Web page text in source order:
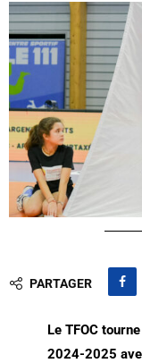
PARTAGER
Le TFOC
2024-2025